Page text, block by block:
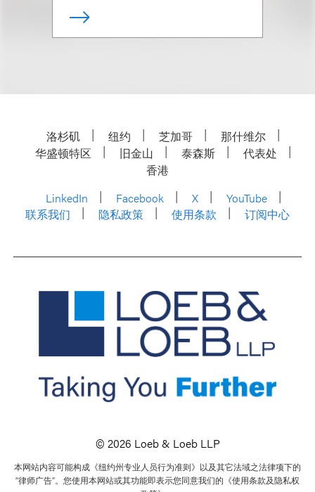
洛杉矶 纽约 芝加哥
那什维尔
华盛顿特区
旧金山 泰森斯
代表处
香港
LinkedIn
Facebook X
YouTube
联系我们
隐私政策 使用条款 订阅中心
© 2026 Loeb & Loeb LLP
本网站内容可能构成《纽约州专业人员行为准则》以及其它法域之法律项下的
“律师广告”。您使用本网站或其功能即表示您同意我们的《使用条款及隐私权